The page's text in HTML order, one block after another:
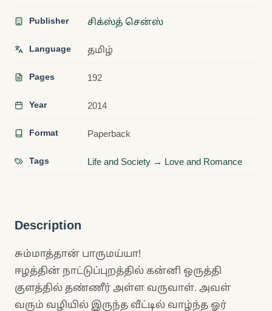
Publisher சிக்ஸ்த் சென்ஸ்
Language தமிழ்
Pages 192
Year 2014
Format Paperback
Tags Life and Society → Love and Romance
Description
சும்மாத்தான் பாருமய்யா!
ஈழத்தின் நாட்டுப்புறத்தில் கன்னி ஒருத்தி
குளத்தில் தண்ணீர் அள்ள வருவாள். அவள்
வரும் வழியில் இருந்த வீட்டில் வாழ்ந்த ஓர்